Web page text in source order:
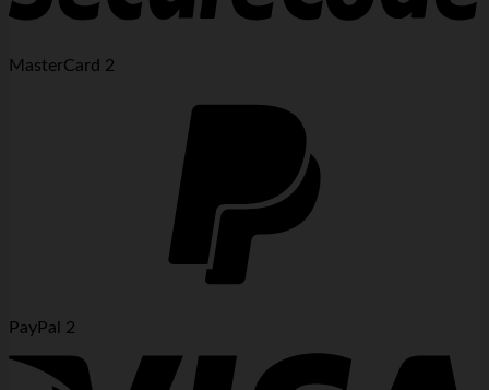
MasterCard 2
PayPal 2